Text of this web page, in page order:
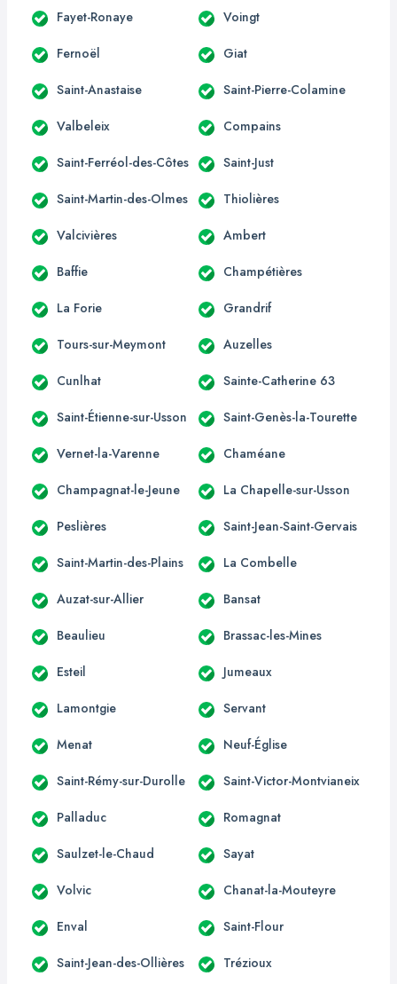
Fayet-Ronaye Voingt
Fernoël Giat
Saint-Anastaise Saint-Pierre-Colamine
Valbeleix Compains
Saint-Ferréol-des-Côtes Saint-Just
Saint-Martin-des-Olmes Thiolières
Valcivières Ambert
Baffie Champétières
La Forie Grandrif
Tours-sur-Meymont Auzelles
Cunlhat Sainte-Catherine 63
Saint-Étienne-sur-Usson Saint-Genès-la-Tourette
Vernet-la-Varenne Chaméane
Champagnat-le-Jeune La Chapelle-sur-Usson
Peslières Saint-Jean-Saint-Gervais
Saint-Martin-des-Plains La Combelle
Auzat-sur-Allier Bansat
Beaulieu Brassac-les-Mines
Esteil Jumeaux
Lamontgie Servant
Menat Neuf-Église
Saint-Rémy-sur-Durolle Saint-Victor-Montvianeix
Palladuc Romagnat
Saulzet-le-Chaud Sayat
Volvic Chanat-la-Mouteyre
Enval Saint-Flour
Saint-Jean-des-Ollières Trézioux